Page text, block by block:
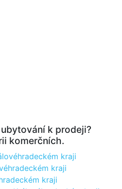
k prodeji?
komerčních.
kraji
kraji
kraji